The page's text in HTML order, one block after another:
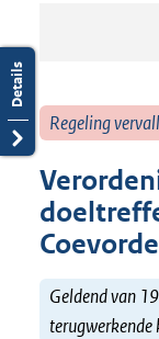
Regeling
Geldend van